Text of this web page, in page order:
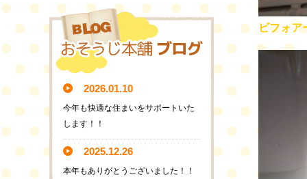
ビフォア
2026.01.10
今年も快適な住まいをサポートいた
します！！
2025.12.26
本年もありがとうございました！！